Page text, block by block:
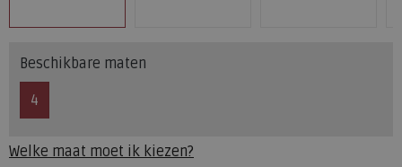
Beschikbare maten
4
Welke maat moet ik kiezen?